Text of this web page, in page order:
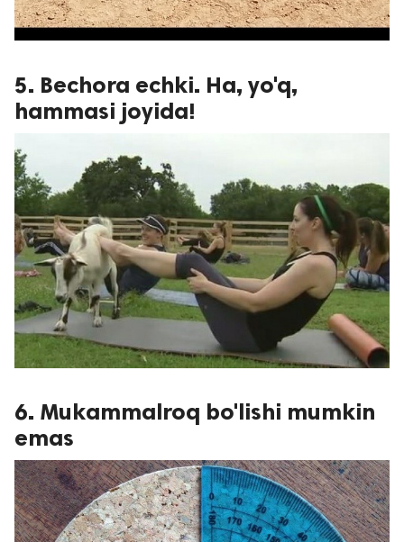
5. Bechora echki. Ha, yo'q,
hammasi joyida!
6. Mukammalroq bo'lishi mumkin
emas